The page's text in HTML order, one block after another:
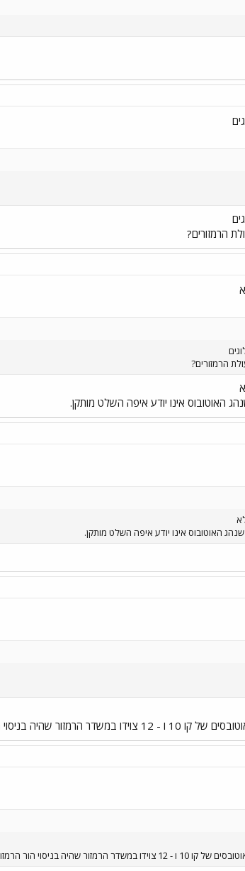
הרמזורים?
הרמזורים?
האוטובוס אינו יודע איפה השלט מותקן.
האוטובוס אינו יודע איפה השלט מותקן.
הרמזור בצומת הגפן שד' הציונות.
הרמזור בצומת הגפן שד' הציונות.